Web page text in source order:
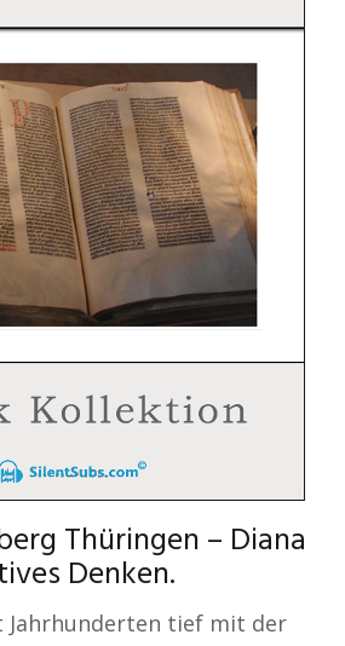
Thüringen – Diana
Denken.
Jahrhunderten tief mit der